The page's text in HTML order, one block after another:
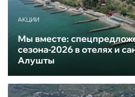
АКЦИИ
Мы вместе:
сезона-2026 в отелях и
Алушты